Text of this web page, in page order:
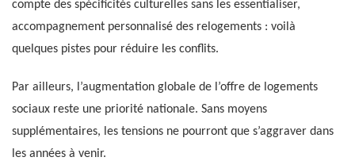
compte des spécificités culturelles sans les essentialiser,
accompagnement personnalisé des relogements : voilà
quelques pistes pour réduire les conflits.
Par ailleurs, l’augmentation globale de l’offre de logements
sociaux reste une priorité nationale. Sans moyens
supplémentaires, les tensions ne pourront que s’aggraver dans
les années à venir.